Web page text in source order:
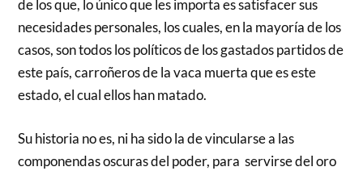
de los que, lo único que les importa es satisfacer sus
necesidades personales, los cuales, en la mayoría de los
casos, son todos los políticos de los gastados partidos de
este país, carroñeros de la vaca muerta que es este
estado, el cual ellos han matado.
Su historia no es, ni ha sido la de vincularse a las
componendas oscuras del poder, para servirse del oro